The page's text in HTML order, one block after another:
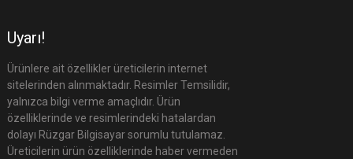
Uyarı!
Ürünlere ait özellikler üreticilerin internet
sitelerinden alınmaktadır. Resimler Temsilidir,
yalnızca bilgi verme amaçlıdır. Ürün
özelliklerinde ve resimlerindeki hatalardan
dolayı Rüzgar Bilgisayar sorumlu tutulamaz.
Üreticilerin ürün özelliklerinde haber vermeden